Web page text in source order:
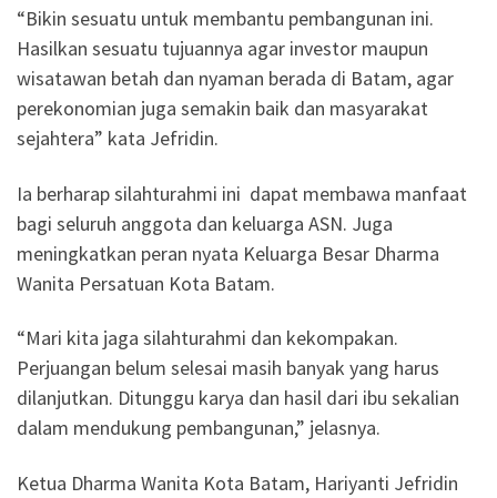
“Bikin sesuatu untuk membantu pembangunan ini.
Hasilkan sesuatu tujuannya agar investor maupun
wisatawan betah dan nyaman berada di Batam, agar
perekonomian juga semakin baik dan masyarakat
sejahtera” kata Jefridin.
Ia berharap silahturahmi ini dapat membawa manfaat
bagi seluruh anggota dan keluarga ASN. Juga
meningkatkan peran nyata Keluarga Besar Dharma
Wanita Persatuan Kota Batam.
“Mari kita jaga silahturahmi dan kekompakan.
Perjuangan belum selesai masih banyak yang harus
dilanjutkan. Ditunggu karya dan hasil dari ibu sekalian
dalam mendukung pembangunan,” jelasnya.
Ketua Dharma Wanita Kota Batam, Hariyanti Jefridin